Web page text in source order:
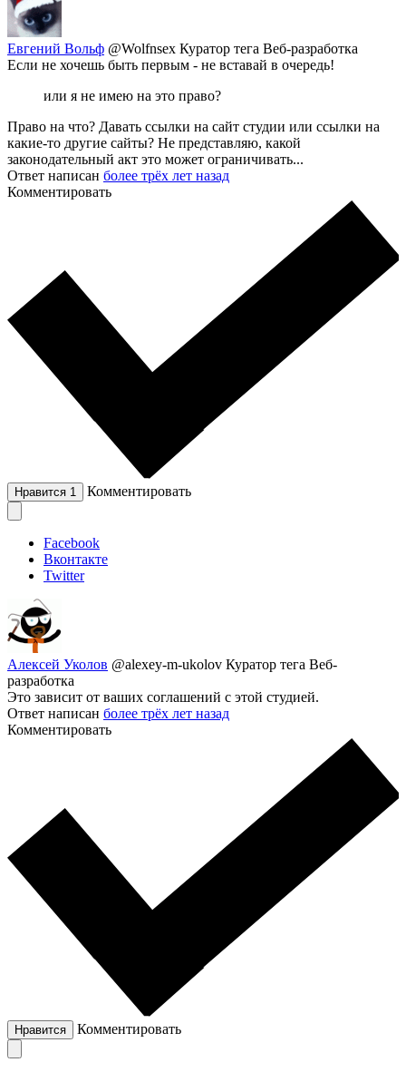
Евгений Вольф @Wolfnsex Куратор тега Веб-разработка
Если не хочешь быть первым - не вставай в очередь!
или я не имею на это право?
Право на что? Давать ссылки на сайт студии или ссылки на
какие-то другие сайты? Не представляю, какой
законодательный акт это может ограничивать...
Ответ написан более трёх лет назад
Комментировать
Нравится 1 Комментировать
Facebook
Вконтакте
Twitter
Алексей Уколов @alexey-m-ukolov Куратор тега Веб-
разработка
Это зависит от ваших соглашений с этой студией.
Ответ написан более трёх лет назад
Комментировать
Нравится Комментировать